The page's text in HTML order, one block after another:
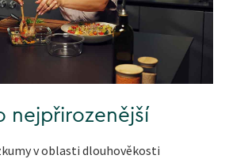
nejpřirozenější
v oblasti dlouhověkosti